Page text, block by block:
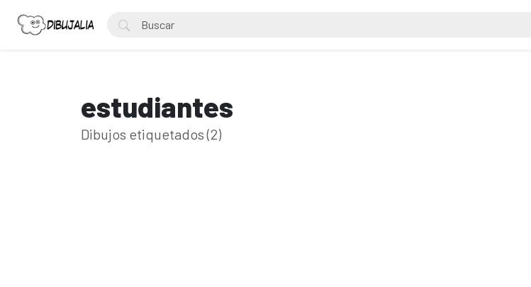
estudiantes
Dibujos etiquetados (2)